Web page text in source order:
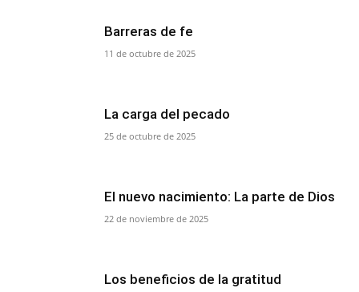
Barreras de fe
11 de octubre de 2025
La carga del pecado
25 de octubre de 2025
El nuevo nacimiento: La parte de Dios
22 de noviembre de 2025
Los beneficios de la gratitud